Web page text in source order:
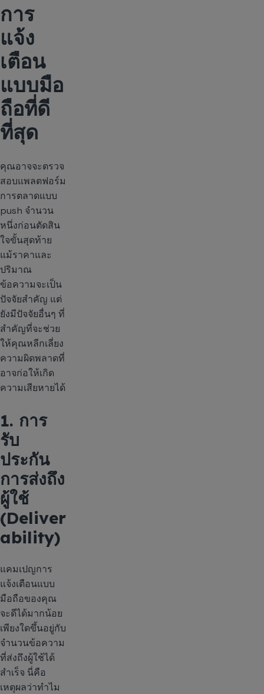
การ
แจ้ง
เตือน
แบบมือ
ถือที่ดี
ที่สุด
คุณอาจจะตรวจ
สอบแพลตฟอร์ม
การตลาดแบบ
push จำนวน
หนึ่งก่อนตัดสิน
ใจขั้นสุดท้าย
แม้ราคาและ
ปริมาณ
ข้อความจะเป็น
ปัจจัยสำคัญ แต่
ยังมีปัจจัยอื่นๆ ที่
สำคัญที่จะช่วย
ให้คุณหลีกเลี่ยง
ความผิดพลาดที่
อาจก่อให้เกิด
ความเสียหายได้
1. การ
รับ
ประกัน
การส่งถึง
ผู้ใช้
(Deliver
ability)
แคมเปญการ
แจ้งเตือนแบบ
มือถือของคุณ
จะดีได้มากน้อย
เพียงใดขึ้นอยู่กับ
จำนวนข้อความ
ที่ส่งถึงผู้ใช้ได้
สำเร็จ นี่คือ
เหตุผลว่าทำไม